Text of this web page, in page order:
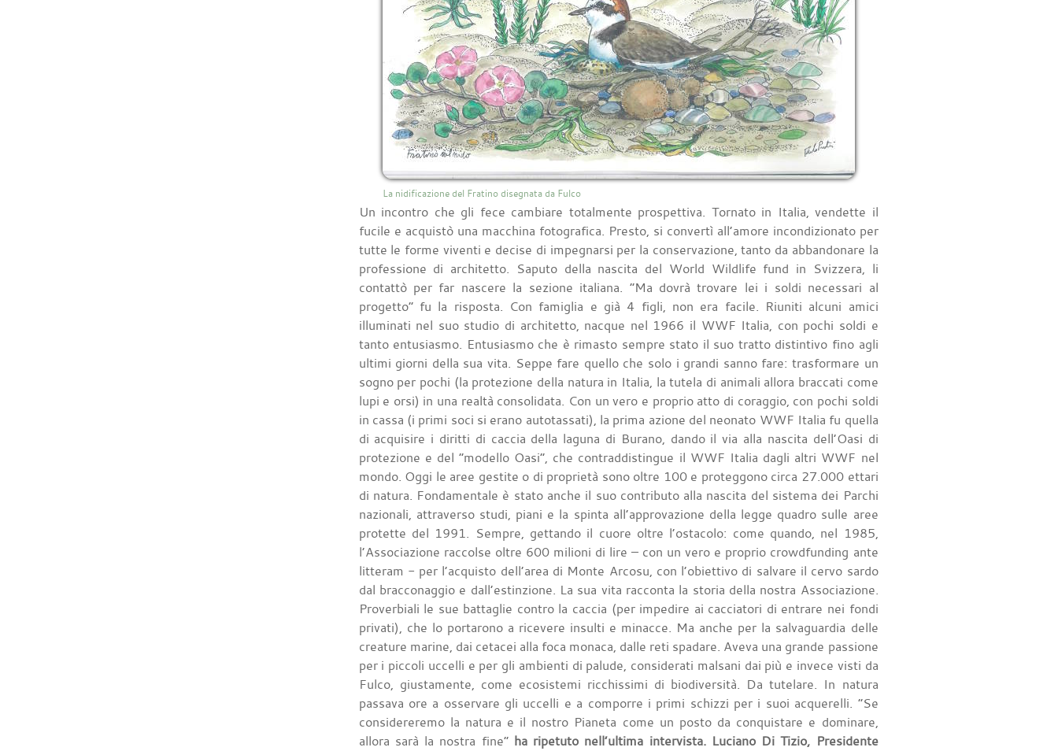
La nidificazione del Fratino disegnata da Fulco
Un incontro che gli fece cambiare totalmente prospettiva. Tornato in Italia, vendette il
fucile e acquistò una macchina fotografica. Presto, si convertì all’amore incondizionato per
tutte le forme viventi e decise di impegnarsi per la conservazione, tanto da abbandonare la
professione di architetto. Saputo della nascita del World Wildlife fund in Svizzera, li
contattò per far nascere la sezione italiana. “Ma dovrà trovare lei i soldi necessari al
progetto” fu la risposta. Con famiglia e già 4 figli, non era facile. Riuniti alcuni amici
illuminati nel suo studio di architetto, nacque nel 1966 il WWF Italia, con pochi soldi e
tanto entusiasmo. Entusiasmo che è rimasto sempre stato il suo tratto distintivo fino agli
ultimi giorni della sua vita. Seppe fare quello che solo i grandi sanno fare: trasformare un
sogno per pochi (la protezione della natura in Italia, la tutela di animali allora braccati come
lupi e orsi) in una realtà consolidata. Con un vero e proprio atto di coraggio, con pochi soldi
in cassa (i primi soci si erano autotassati), la prima azione del neonato WWF Italia fu quella
di acquisire i diritti di caccia della laguna di Burano, dando il via alla nascita dell’Oasi di
protezione e del “modello Oasi”, che contraddistingue il WWF Italia dagli altri WWF nel
mondo. Oggi le aree gestite o di proprietà sono oltre 100 e proteggono circa 27.000 ettari
di natura. Fondamentale è stato anche il suo contributo alla nascita del sistema dei Parchi
nazionali, attraverso studi, piani e la spinta all’approvazione della legge quadro sulle aree
protette del 1991. Sempre, gettando il cuore oltre l’ostacolo: come quando, nel 1985,
l’Associazione raccolse oltre 600 milioni di lire – con un vero e proprio crowdfunding ante
litteram - per l’acquisto dell’area di Monte Arcosu, con l’obiettivo di salvare il cervo sardo
dal bracconaggio e dall’estinzione. La sua vita racconta la storia della nostra Associazione.
Proverbiali le sue battaglie contro la caccia (per impedire ai cacciatori di entrare nei fondi
privati), che lo portarono a ricevere insulti e minacce. Ma anche per la salvaguardia delle
creature marine, dai cetacei alla foca monaca, dalle reti spadare. Aveva una grande passione
per i piccoli uccelli e per gli ambienti di palude, considerati malsani dai più e invece visti da
Fulco, giustamente, come ecosistemi ricchissimi di biodiversità. Da tutelare. In natura
passava ore a osservare gli uccelli e a comporre i primi schizzi per i suoi acquerelli. “Se
considereremo la natura e il nostro Pianeta come un posto da conquistare e dominare,
allora sarà la nostra fine” ha ripetuto nell’ultima intervista. Luciano Di Tizio, Presidente